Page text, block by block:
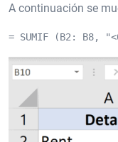
A continuación se
= SUMIF (B2: B8,